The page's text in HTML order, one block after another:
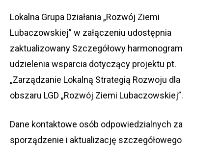
Lokalna Grupa Działania „Rozwój Ziemi
Lubaczowskiej” w załączeniu udostępnia
zaktualizowany Szczegółowy harmonogram
udzielenia wsparcia dotyczący projektu pt.
„Zarządzanie Lokalną Strategią Rozwoju dla
obszaru LGD „Rozwój Ziemi Lubaczowskiej”.
Dane kontaktowe osób odpowiedzialnych za
sporządzenie i aktualizację szczegółowego